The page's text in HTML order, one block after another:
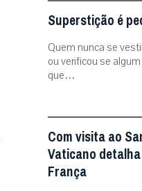
Superstição é
Quem nunca se
ou verificou se
que…
Com visita ao
Vaticano
França